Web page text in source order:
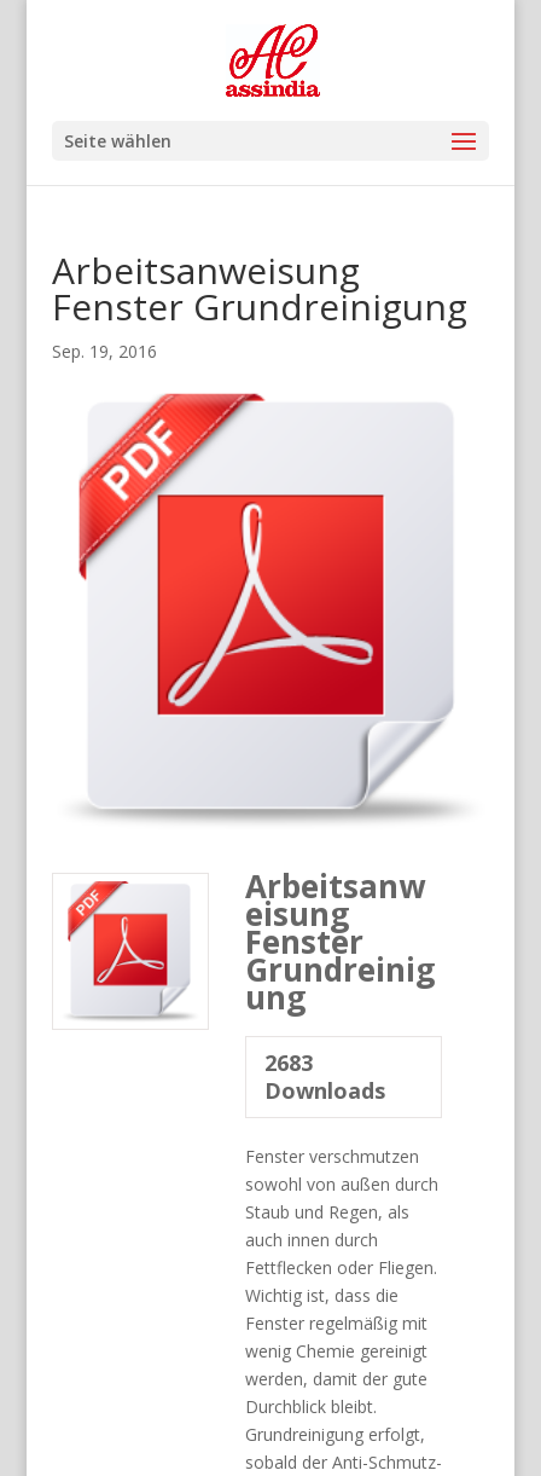
Seite wählen
Arbeitsanweisung
Fenster Grundreinigung
Sep. 19, 2016
Arbeitsanw
eisung
Fenster
Grundreinig
ung
2683
Downloads
Fenster verschmutzen
sowohl von außen durch
Staub und Regen, als
auch innen durch
Fettflecken oder Fliegen.
Wichtig ist, dass die
Fenster regelmäßig mit
wenig Chemie gereinigt
werden, damit der gute
Durchblick bleibt.
Grundreinigung erfolgt,
sobald der Anti-Schmutz-